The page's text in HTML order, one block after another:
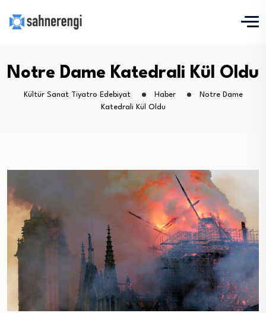
Notre Dame Katedrali Kül Oldu
Kültür Sanat Tiyatro Edebiyat Haber
Notre Dame
Katedrali Kül Oldu